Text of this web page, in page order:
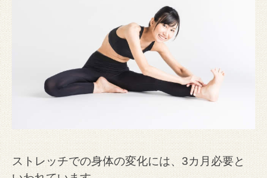
ストレッチでの身体の変化には、3カ月必要と